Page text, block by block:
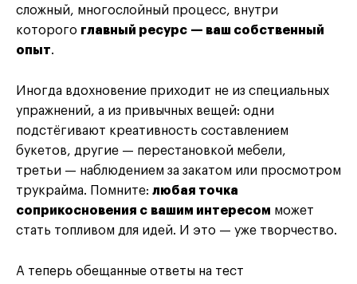
сложный, многослойный процесс, внутри
которого главный ресурс — ваш собственный
опыт.
Иногда вдохновение приходит не из специальных
упражнений, а из привычных вещей: одни
подстёгивают креативность составлением
букетов, другие — перестановкой мебели,
третьи — наблюдением за закатом или просмотром
трукрайма. Помните: любая точка
соприкосновения с вашим интересом может
стать топливом для идей. И это — уже творчество.
А теперь обещанные ответы на тест